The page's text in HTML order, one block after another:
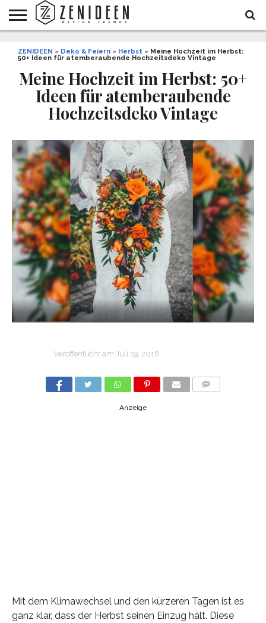
INNENDESIGN
ARCHITEKTUR
GARTEN
UND
LIFESTYLE
DEKO
&
DIY
STYLE
REZEPTE
GESUNDHEIT
WEIHNACHTEN
ZENIDEEN » Deko & Feiern » Herbst » Meine Hochzeit im Herbst:
50+ Ideen für atemberaubende Hochzeitsdeko Vintage
Meine Hochzeit im Herbst: 50+
Ideen für atemberaubende
Hochzeitsdeko Vintage
Veröffentlicht am Juli 19, 2018
Anzeige
Mit dem Klimawechsel und den kürzeren Tagen ist es
ganz klar, dass der Herbst seinen Einzug hält. Diese